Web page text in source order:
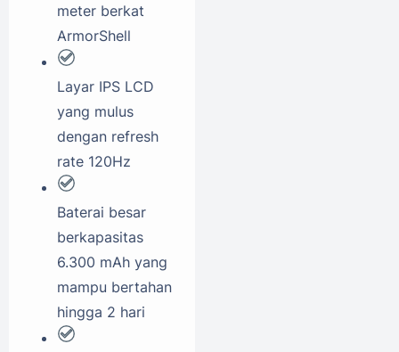
meter berkat
ArmorShell
Layar IPS LCD
yang mulus
dengan refresh
rate 120Hz
Baterai besar
berkapasitas
6.300 mAh yang
mampu bertahan
hingga 2 hari